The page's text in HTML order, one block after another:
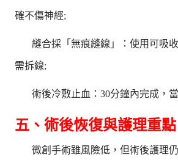
確不傷神經;
縫合採「無痕縫線」：使用可吸
需拆線;
術後冷敷止血：30分鐘內完成，
五、術後恢復與護理重點
微創手術雖風險低，但術後護理仍